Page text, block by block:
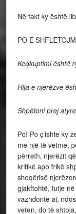
Në fakt ky është
PO E
Keqkuptimi është
Hija e njerëzve
Shpëtoni prej
Po! Po ç’ishte ky
me një të vetme,
përreth, njerëzit
kritikë apo frikë
shoqërisë
gjakftohtë, futje
vazhdonte ai,
veten, do të